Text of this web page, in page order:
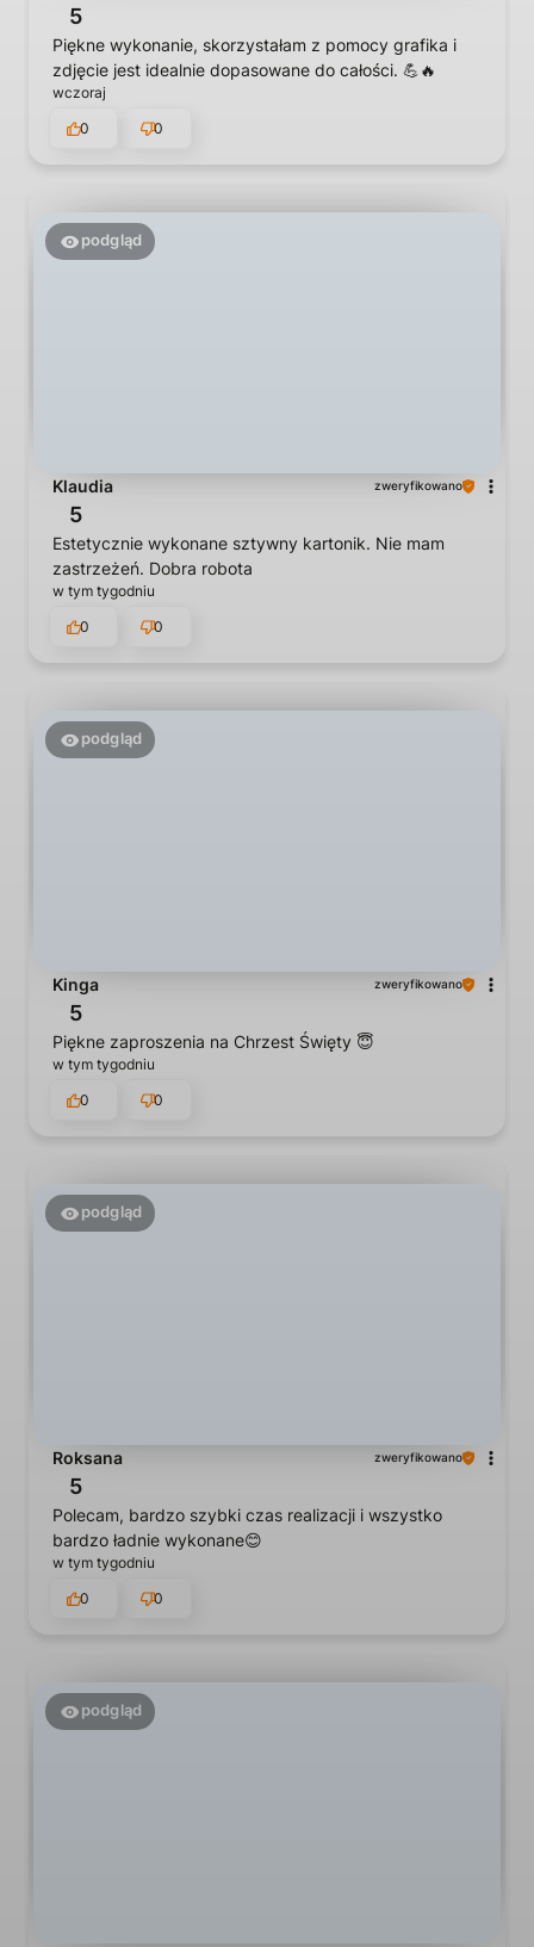
5
Piękne wykonanie, skorzystałam z pomocy grafika i
zdjęcie jest idealnie dopasowane do całości. 💪🔥
wczoraj
0
0
podgląd
Klaudia zweryfikowano
5
Estetycznie wykonane sztywny kartonik. Nie mam
zastrzeżeń. Dobra robota
w tym tygodniu
0
0
podgląd
Kinga zweryfikowano
5
Piękne zaproszenia na Chrzest Święty 😇
w tym tygodniu
0
0
podgląd
Roksana zweryfikowano
5
Polecam, bardzo szybki czas realizacji i wszystko
bardzo ładnie wykonane😊
w tym tygodniu
0
0
podgląd